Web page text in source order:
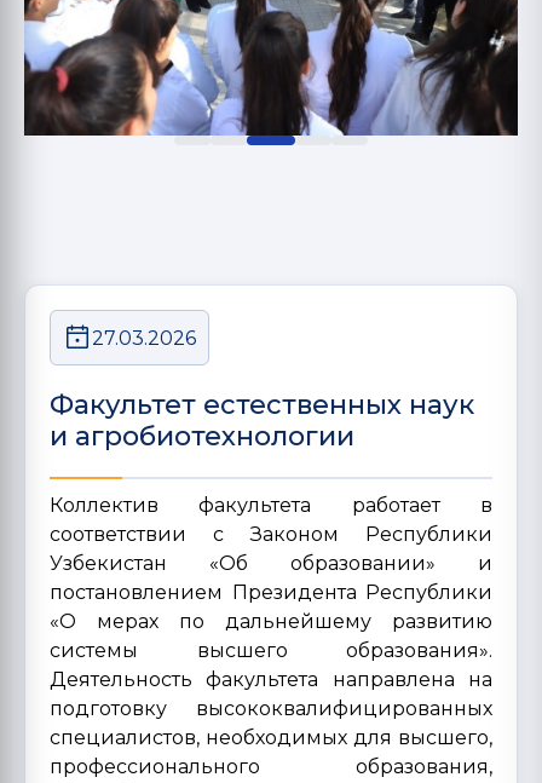
27.03.2026
Факультет естественных наук
и агробиотехнологии
Коллектив факультета работает в
соответствии с Законом Республики
Узбекистан «Об образовании» и
постановлением Президента Республики
«О мерах по дальнейшему развитию
системы высшего образования».
Деятельность факультета направлена на
подготовку высококвалифицированных
специалистов, необходимых для высшего,
профессионального образования,